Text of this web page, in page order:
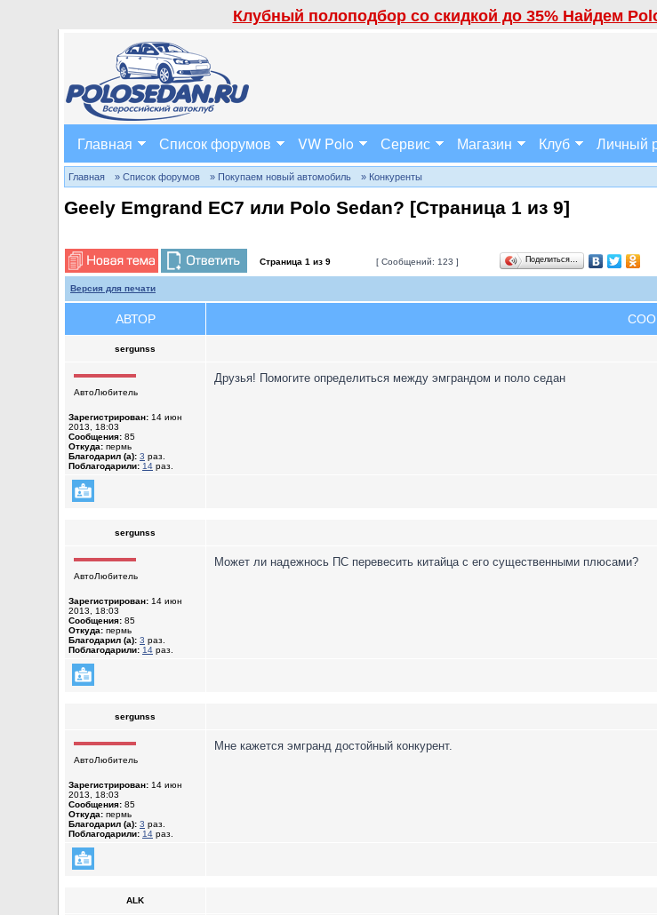
Клубный полоподбор со скидкой до 35% Найдем
Главная Список форумов VW Polo Сервис Магазин Клуб Личный
Главная » Список форумов » Покупаем новый автомобиль » Конкуренты
Geely Emgrand EC7 или Polo Sedan? [Страница 1 из 9]
Страница 1 из 9 [ Сообщений: 123 ] Поделиться…
Версия для печати
АВТОР
sergunss
АвтоЛюбитель
Зарегистрирован: 14 июн
2013, 18:03
Сообщения: 85
Откуда: пермь
Благодарил (а): 3 раз.
Поблагодарили: 14 раз.
Друзья! Помогите определиться между эмграндом и поло седан
sergunss
АвтоЛюбитель
Зарегистрирован: 14 июн
2013, 18:03
Сообщения: 85
Откуда: пермь
Благодарил (а): 3 раз.
Поблагодарили: 14 раз.
Может ли надежнось ПС перевесить китайца с его существенными плюсами?
sergunss
АвтоЛюбитель
Зарегистрирован: 14 июн
2013, 18:03
Сообщения: 85
Откуда: пермь
Благодарил (а): 3 раз.
Поблагодарили: 14 раз.
Мне кажется эмгранд достойный конкурент.
ALK